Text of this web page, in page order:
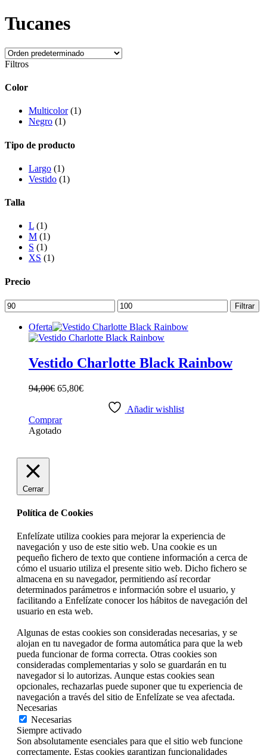
Tucanes
Filtros
Color
Multicolor (1)
Negro (1)
Tipo de producto
Largo (1)
Vestido (1)
Talla
L (1)
M (1)
S (1)
XS (1)
Precio
Precio
mínimo
Precio
máximo
Filtrar
Oferta
Vestido Charlotte Black Rainbow
94,00€ 65,80€
Añadir wishlist
ComprarEste
elegir
la
página
de
producto
Agotado
Cerrar
Política de Cookies
Enfelízate utiliza cookies para mejorar la experiencia de
navegación y uso de este sitio web. Una cookie es un
pequeño fichero de texto que contiene información a cerca de
cómo el usuario utiliza el presente sitio web. Dicho fichero se
almacena en su navegador, permitiendo así recordar
determinados parámetros e información sobre el usuario, y
facilitando a Enfelízate conocer los hábitos de navegación del
usuario en esta web.
Algunas de estas cookies son consideradas necesarias, y se
alojan en tu navegador de forma automática para que la web
pueda funcionar de forma correcta. Otras cookies son
consideradas complementarias y solo se guardarán en tu
navegador si lo autorizas. Aunque estas cookies sean
opcionales, rechazarlas puede suponer que tu experiencia de
navegación a través del sitio de Enfelízate se vea afectada.
Necesarias
Necesarias
Siempre activado
Son absolutamente esenciales para que el sitio web funcione
correctamente. Estas cookies garantizan funcionalidades